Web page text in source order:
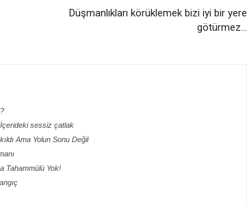
Düşmanlıkları körüklemek bizi iyi bir yere
götürmez...
sessiz çatlak
Ama Yolun Sonu Değil
Tahammülü Yok!